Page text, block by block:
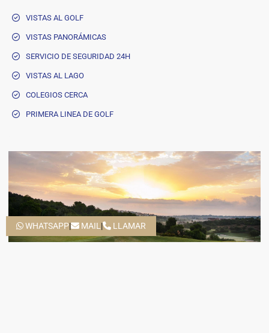
VISTAS AL GOLF
VISTAS PANORÁMICAS
SERVICIO DE SEGURIDAD 24H
VISTAS AL LAGO
COLEGIOS CERCA
PRIMERA LINEA DE GOLF
WHATSAPP| MAIL | LLAMAR